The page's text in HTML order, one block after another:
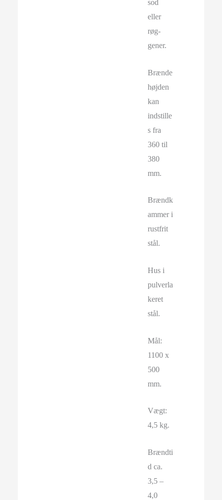
sod
eller
røg-
gener.
Brænde
højden
kan
indstille
s fra
360 til
380
mm.
Brændk
ammer i
rustfrit
stål.
Hus i
pulverla
keret
stål.
Mål:
1100 x
500
mm.
Vægt:
4,5 kg.
Brændti
d ca.
3,5 –
4,0